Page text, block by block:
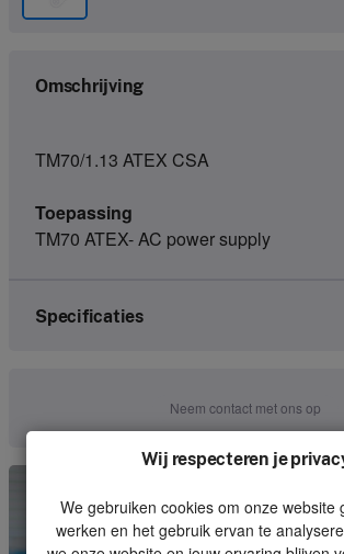
Omschrijving
TM70/1.13 ATEX CSA
Toepassing
TM70 ATEX- AC power supply
Specificaties
Eenheid
Stuk
Neem contact met ons op
Wij respecteren je
We gebruiken cookies om onze website
werken en het gebruik ervan te